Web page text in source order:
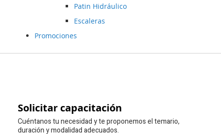
Patin Hidráulico
Escaleras
Promociones
Solicitar capacitación
Cuéntanos tu necesidad y te proponemos el temario,
duración y modalidad adecuados.